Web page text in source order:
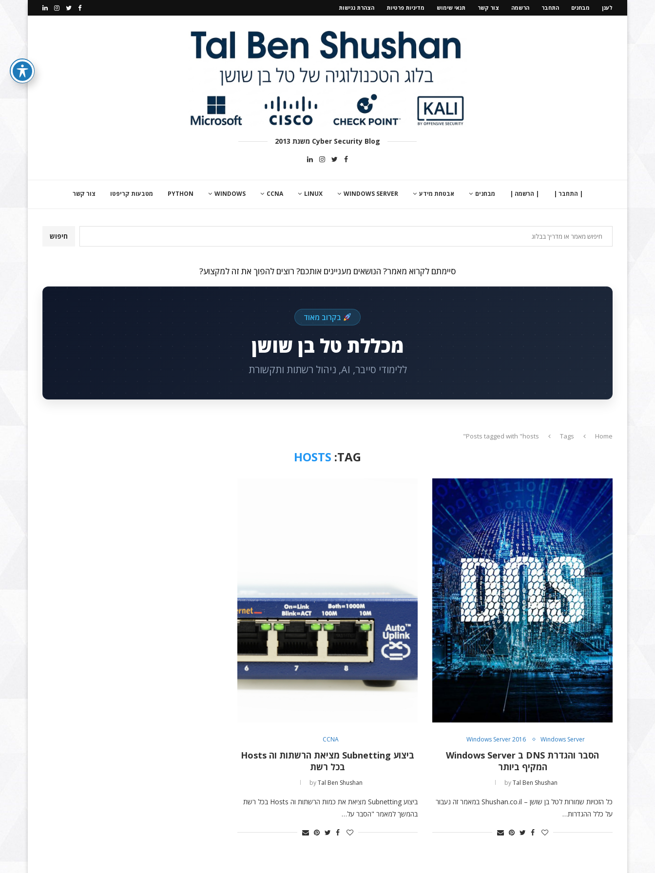
לענן מבחנים התחבר הרשמה צור קשר תנאי שימוש מדיניות פרטיות הצהרת נגישות
Cyber Security Blog משנת 2013
| התחבר | | הרשמה | מבחנים אבטחת מידע WINDOWS SERVER
LINUX
CCNA
WINDOWS
PYTHON מטבעות קריפטו צור קשר
חיפוש
סיימתם לקרוא מאמר? הנושאים מעניינים אותכם? רוצים להפוך את זה למקצוע?
בקרוב מאוד
מכללת טל בן שושן
ללימודי סייבר, AI, ניהול רשתות ותקשורת
Home
Tags
Posts tagged with "hosts"
TAG:
HOSTS
Windows Server
Windows Server 2016
הסבר והגדרת DNS ב Windows Server
המקיף ביותר
byTal Ben Shushan
כל הזכויות שמורות לטל בן שושן – Shushan.co.il במאמר זה נעבור
על כלל ההגדרות…
CCNA
ביצוע Subnetting מציאת הרשתות וה Hosts
בכל רשת
byTal Ben Shushan
ביצוע Subnetting מציאת את כמות הרשתות וה Hosts בכל רשת
בהמשך למאמר "הסבר על…